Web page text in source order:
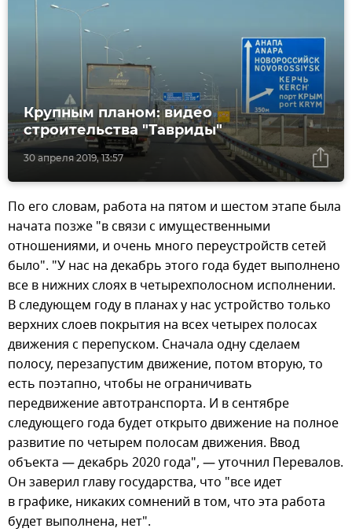
30 апреля 2019, 13:57
Крупным планом: видео
строительства "Тавриды"
По его словам, работа на пятом и шестом этапе была
начата позже "в связи с имущественными
отношениями, и очень много переустройств сетей
было". "У нас на декабрь этого года будет выполнено
все в нижних слоях в четырехполосном исполнении.
В следующем году в планах у нас устройство только
верхних слоев покрытия на всех четырех полосах
движения с перепуском. Сначала одну сделаем
полосу, перезапустим движение, потом вторую, то
есть поэтапно, чтобы не ограничивать
передвижение автотранспорта. И в сентябре
следующего года будет открыто движение на полное
развитие по четырем полосам движения. Ввод
объекта — декабрь 2020 года", — уточнил Перевалов.
Он заверил главу государства, что "все идет
в графике, никаких сомнений в том, что эта работа
будет выполнена, нет".